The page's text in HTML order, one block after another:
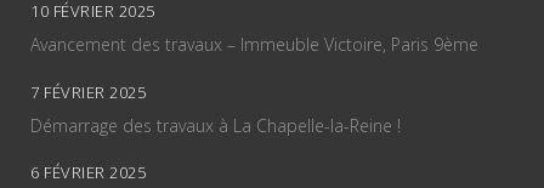
10 FÉVRIER 2025
Avancement des travaux – Immeuble Victoire, Paris 9ème
7 FÉVRIER 2025
Démarrage des travaux à La Chapelle-la-Reine !
6 FÉVRIER 2025